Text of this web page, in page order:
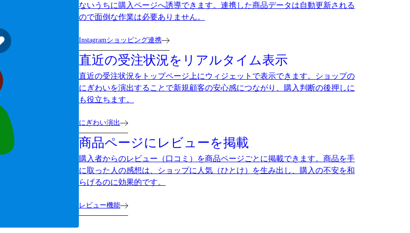
ないうちに購入ページへ誘導できます。連携した商品データは自動更新される
ので面倒な作業は必要ありません。
Instagramショッピング連携
直近の受注状況をリアルタイム表示
直近の受注状況をトップページ上にウィジェットで表示できます。ショップの
にぎわいを演出することで新規顧客の安心感につながり、購入判断の後押しに
も役立ちます。
にぎわい演出
商品ページにレビューを掲載
購入者からのレビュー（口コミ）を商品ページごとに掲載できます。商品を手
に取った人の感想は、ショップに人気（ひとけ）を生み出し、購入の不安を和
らげるのに効果的です。
レビュー機能